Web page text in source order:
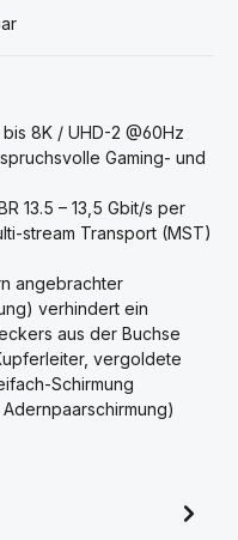
8K / UHD-2 @60Hz
Gaming- und
13.5 – 13,5 Gbit/s per
stream Transport (MST)
angebrachter
verhindert ein
aus der Buchse
vergoldete
Schirmung